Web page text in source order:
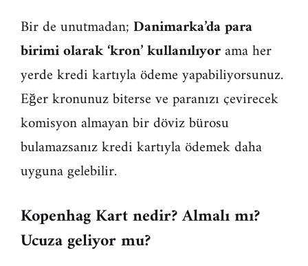
Bir de unutmadan;Danimarka’da para
birimi olarak ‘kron’ kullanılıyorama her
yerde kredi kartıyla ödeme yapabiliyorsunuz.
Eğer kronunuz biterse ve paranızı çevirecek
komisyon almayan bir döviz bürosu
bulamazsanız kredi kartıyla ödemek daha
uyguna gelebilir.
Kopenhag Kart nedir? Almalı mı?
Ucuza geliyor mu?